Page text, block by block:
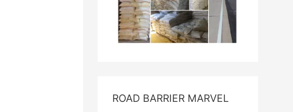
ROAD BARRIER MARVEL